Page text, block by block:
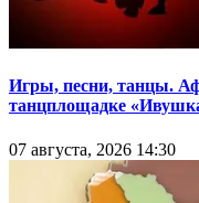
Игры, песни, танцы.
танцплощадке
07 августа, 2026 14:30